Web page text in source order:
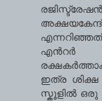
എന്‍റര്‍
ഇത്ര ശിക്ഷ
സ്കൂളില്‍